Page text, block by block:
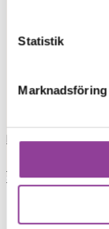
Statistik
Marknadsföring
skrivare
Load More
Start